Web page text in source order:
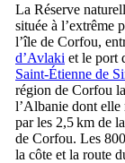
La Réserve
située à l’extrême
l’île de Corfou,
d’Avlaki et le port
Saint-Étienne de
région de Corfou
l’Albanie dont elle
par les 2,5 km de
de Corfou. Les
la côte et la route